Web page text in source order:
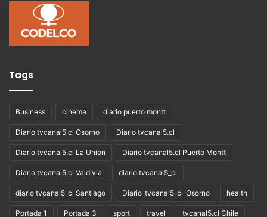
Tags
Business cinema diario puerto montt
Diario tvcanal5 cl Osorno Diario tvcanal5.cl
Diario tvcanal5.cl La Union Diario tvcanal5.cl Puerto Montt
Diario tvcanal5.cl Valdivia diario tvcanal5_cl
diario tvcanal5_cl Santiago Diario_tvcanal5_cl_Osorno health
Portada 1 Portada 3 sport travel tvcanal5.cl Chile